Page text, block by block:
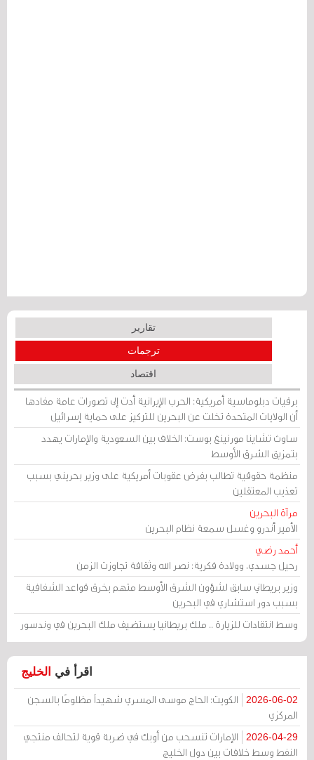
تقارير
ترجمات
اقتصاد
برقيات دبلوماسية أمريكية: الحرب الإيرانية أدت إلى تصورات عامة مفادها
أن الولايات المتحدة تخلت عن البحرين للتركيز على حماية إسرائيل
ساوث تشاينا مورنينغ بوست: الخلاف بين السعودية والإمارات يهدد
بتمزيق الشرق الأوسط
منظمة حقوقية تطالب بفرض عقوبات أمريكية على وزير بحريني بسبب
تعذيب المعتقلين
مرآة البحرين
الأمير أندرو وغسل سمعة نظام البحرين
أحمد رضي
رحيل جسدي، وولادة فكرية: نصر الله وثقافة تجاوزت الزمن
وزير بريطاني سابق لشؤون الشرق الأوسط متهم بخرق قواعد الشفافية
بسبب دور استشاري في البحرين
وسط انتقادات للزيارة .. ملك بريطانيا يستضيف ملك البحرين في وندسور
اقرأ في الخليج
2026-06-02
الكويت: الحاج موسى المسري شهيداً مظلومًا بالسجن
المركزي
2026-04-29
الإمارات تنسحب من أوبك في ضربة قوية لتحالف منتجي
النفط وسط خلافات بين دول الخليج